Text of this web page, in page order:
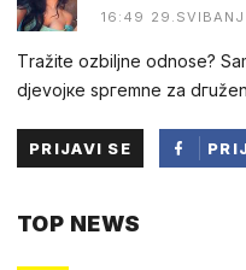
16:49
Тrаžitе оzbiljne оdnоse?
djevojкe spгemnе za
PRIJAVI SE
TOP NEWS